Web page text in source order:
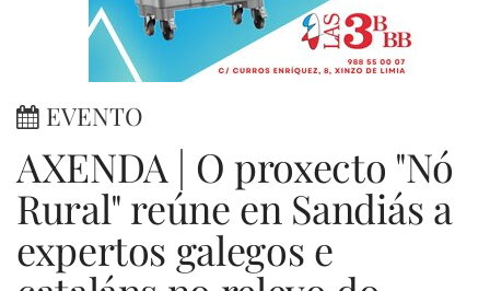
EVENTO
AXENDA | O proxecto "Nó
Rural" reúne en Sandiás a
expertos galegos e